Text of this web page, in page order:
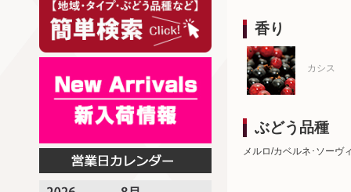
香り
カシス
ぶどう品種
メルロ/カベルネ･ソーヴ